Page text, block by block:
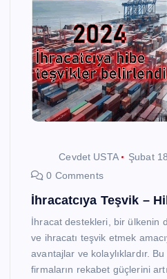
Cevdet USTA
Şubat
0 Comments
İhracatcıya Teşvik –
İhracat destekleri, bir ülkenin
ve ihracatı teşvik etmek
avantajlar ve kolaylıklardır.
firmaların rekabet güçlerini